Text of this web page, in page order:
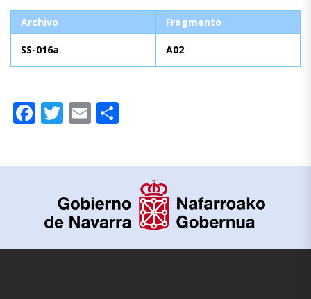
Archivo Fragmento
SS-016a A02
Facebook
Twitter
Email